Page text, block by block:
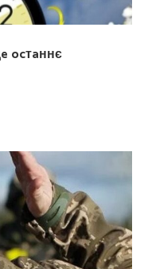
ocтaннє